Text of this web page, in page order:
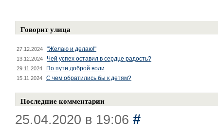
Говорит улица
27.12.2024 "Желаю и делаю!"
13.12.2024 Чей успех оставил в сердце радость?
29.11.2024 По пути доброй воли
15.11.2024 С чем обратились бы к детям?
Последние комментарии
25.04.2020 в 19:06 #